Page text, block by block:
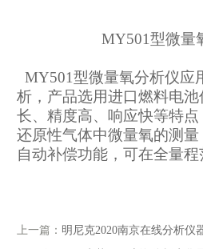
MY501型微量
MY501型微量氧分析仪应
析，产品选用进口燃料电
长、精度高、响应快等特
还原性气体中微量氧的测
自动补偿功能，可在全量程
上一篇： 明尼克2020南京在线分析仪